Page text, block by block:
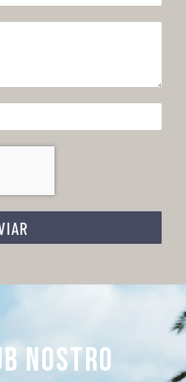
NOSTRO